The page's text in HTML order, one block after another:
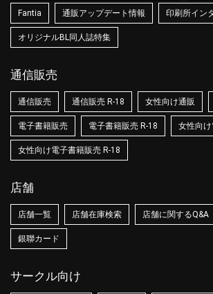
Fantia 通販アップデート情報 印刷所イン
オリジナルBL同人誌特集
通信販売
通信販売 通信販売 R-18 女性向け通販
電子書籍販売 電子書籍販売 R-18 女性向
女性向け電子書籍販売 R-18
店舗
店舗一覧 店舗在庫検索 店舗に関するQ&A
銀聯カード
サークル向け